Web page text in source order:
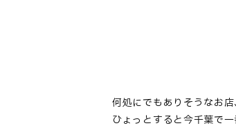
何処にでもありそうなお店
ひょっとすると今千葉で